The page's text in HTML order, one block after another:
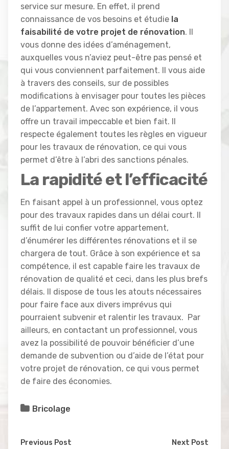
service sur mesure. En effet, il prend
connaissance de vos besoins et étudie la
faisabilité de votre projet de rénovation. Il
vous donne des idées d’aménagement,
auxquelles vous n’aviez peut-être pas pensé et
qui vous conviennent parfaitement. Il vous aide
à travers des conseils, sur de possibles
modifications à envisager pour toutes les pièces
de l’appartement. Avec son expérience, il vous
offre un travail impeccable et bien fait. Il
respecte également toutes les règles en vigueur
pour les travaux de rénovation, ce qui vous
permet d’être à l’abri des sanctions pénales.
La rapidité et l’efficacité
En faisant appel à un professionnel, vous optez
pour des travaux rapides dans un délai court. Il
suffit de lui confier votre appartement,
d’énumérer les différentes rénovations et il se
chargera de tout. Grâce à son expérience et sa
compétence, il est capable faire les travaux de
rénovation de qualité et ceci, dans les plus brefs
délais. Il dispose de tous les atouts nécessaires
pour faire face aux divers imprévus qui
pourraient subvenir et ralentir les travaux. Par
ailleurs, en contactant un professionnel, vous
avez la possibilité de pouvoir bénéficier d’une
demande de subvention ou d’aide de l’état pour
votre projet de rénovation, ce qui vous permet
de faire des économies.
Bricolage
Previous Post Next Post